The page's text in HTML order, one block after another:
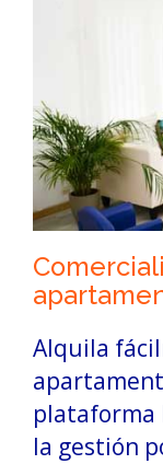
Alquila
plataforma
la gestión